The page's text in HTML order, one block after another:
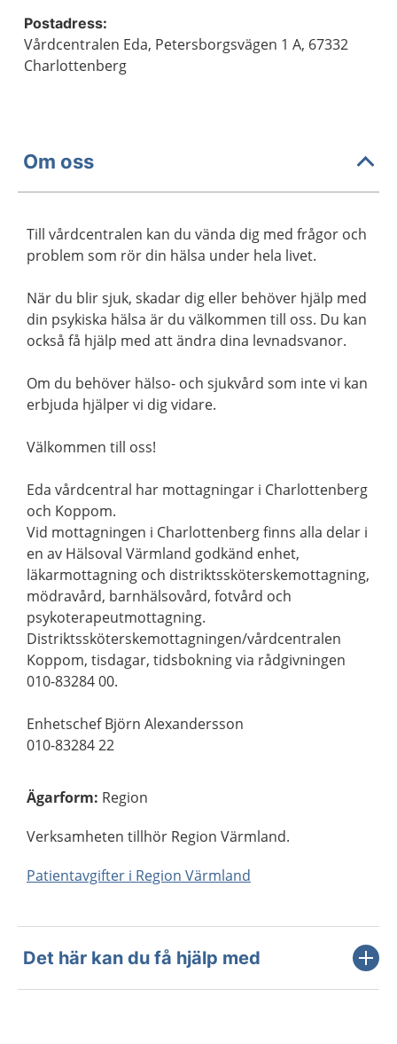
Postadress:
Vårdcentralen Eda, Petersborgsvägen 1 A, 67332
Charlottenberg
Om oss
Till vårdcentralen kan du vända dig med frågor och
problem som rör din hälsa under hela livet.
När du blir sjuk, skadar dig eller behöver hjälp med
din psykiska hälsa är du välkommen till oss. Du kan
också få hjälp med att ändra dina levnadsvanor.
Om du behöver hälso- och sjukvård som inte vi kan
erbjuda hjälper vi dig vidare.
Välkommen till oss!
Eda vårdcentral har mottagningar i Charlottenberg
och Koppom.
Vid mottagningen i Charlottenberg finns alla delar i
en av Hälsoval Värmland godkänd enhet,
läkarmottagning och distriktssköterskemottagning,
mödravård, barnhälsovård, fotvård och
psykoterapeutmottagning.
Distriktssköterskemottagningen/vårdcentralen
Koppom, tisdagar, tidsbokning via rådgivningen
010-83284 00.
Enhetschef Björn Alexandersson
010-83284 22
Ägarform: Region
Verksamheten tillhör Region Värmland.
Patientavgifter i Region Värmland
Det här kan du få hjälp med